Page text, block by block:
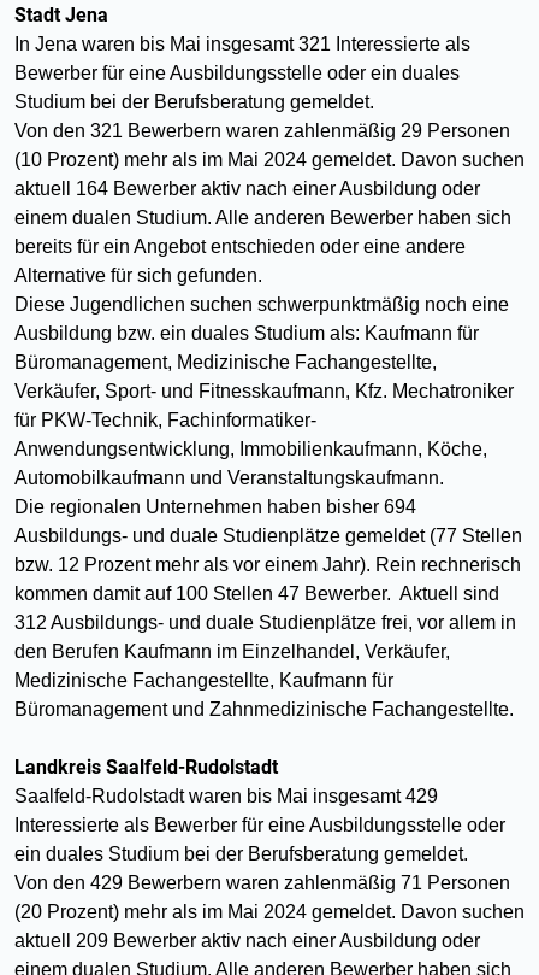
Stadt Jena
In Jena waren bis Mai insgesamt 321 Interessierte als
Bewerber für eine Ausbildungsstelle oder ein duales
Studium bei der Berufsberatung gemeldet.
Von den 321 Bewerbern waren zahlenmäßig 29 Personen
(10 Prozent) mehr als im Mai 2024 gemeldet. Davon suchen
aktuell 164 Bewerber aktiv nach einer Ausbildung oder
einem dualen Studium. Alle anderen Bewerber haben sich
bereits für ein Angebot entschieden oder eine andere
Alternative für sich gefunden.
Diese Jugendlichen suchen schwerpunktmäßig noch eine
Ausbildung bzw. ein duales Studium als: Kaufmann für
Büromanagement, Medizinische Fachangestellte,
Verkäufer, Sport- und Fitnesskaufmann, Kfz. Mechatroniker
für PKW-Technik, Fachinformatiker-
Anwendungsentwicklung, Immobilienkaufmann, Köche,
Automobilkaufmann und Veranstaltungskaufmann.
Die regionalen Unternehmen haben bisher 694
Ausbildungs- und duale Studienplätze gemeldet (77 Stellen
bzw. 12 Prozent mehr als vor einem Jahr). Rein rechnerisch
kommen damit auf 100 Stellen 47 Bewerber. Aktuell sind
312 Ausbildungs- und duale Studienplätze frei, vor allem in
den Berufen Kaufmann im Einzelhandel, Verkäufer,
Medizinische Fachangestellte, Kaufmann für
Büromanagement und Zahnmedizinische Fachangestellte.
Landkreis Saalfeld-Rudolstadt
Saalfeld-Rudolstadt waren bis Mai insgesamt 429
Interessierte als Bewerber für eine Ausbildungsstelle oder
ein duales Studium bei der Berufsberatung gemeldet.
Von den 429 Bewerbern waren zahlenmäßig 71 Personen
(20 Prozent) mehr als im Mai 2024 gemeldet. Davon suchen
aktuell 209 Bewerber aktiv nach einer Ausbildung oder
einem dualen Studium. Alle anderen Bewerber haben sich